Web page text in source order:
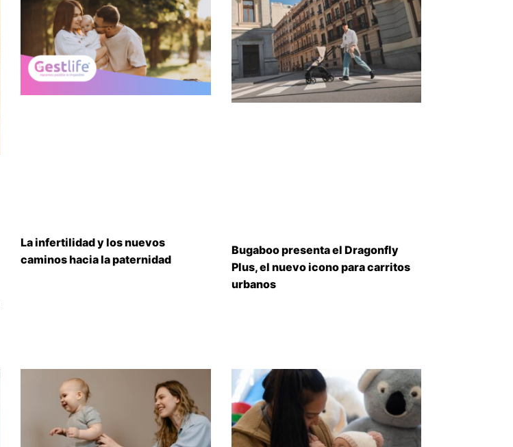
La infertilidad y los nuevos
caminos hacia la paternidad
Bugaboo presenta el Dragonfly
Plus, el nuevo icono para carritos
urbanos